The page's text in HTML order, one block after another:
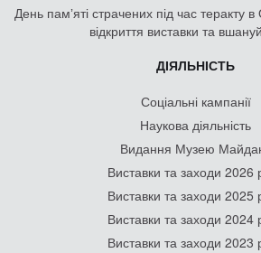
День памʼяті страчених під час теракту
відкриття виставки та
ДІЯЛЬНІСТЬ
Соціальні кампанії
Наукова діяльність
Видання Музею
Виставки та заходи 2026
Виставки та заходи 2025
Виставки та заходи 2024
Виставки та заходи 2023